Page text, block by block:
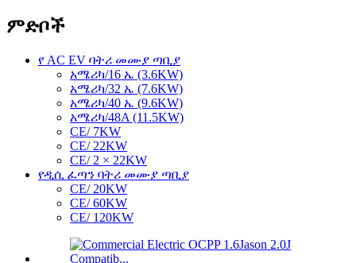
ምድቦች
የ AC EV ባትሪ መሙያ ጣቢያ
አሜሪካ/16 ኤ (3.6KW)
አሜሪካ/32 ኤ (7.6KW)
አሜሪካ/40 ኤ (9.6KW)
አሜሪካ/48A (11.5KW)
CE/ 7KW
CE/ 22KW
CE/ 2 × 22KW
የዲሲ ፈጣን ባትሪ መሙያ ጣቢያ
CE/ 20KW
CE/ 60KW
CE/ 120KW